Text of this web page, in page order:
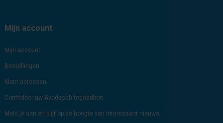
Mijn account
Mijn account
Bestellingen
Klant adressen
Controleer uw Avodesch tegoedbon
Meld je aan en blijf op de hoogte van interessant nieuws!